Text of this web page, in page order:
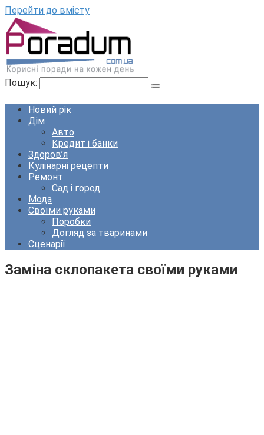
Перейти до вмісту
Пошук:
Новий рік
Дім
Авто
Кредит і банки
Здоров’я
Кулінарні рецепти
Ремонт
Сад і город
Мода
Своїми руками
Поробки
Догляд за тваринами
Сценарії
Заміна склопакета своїми руками